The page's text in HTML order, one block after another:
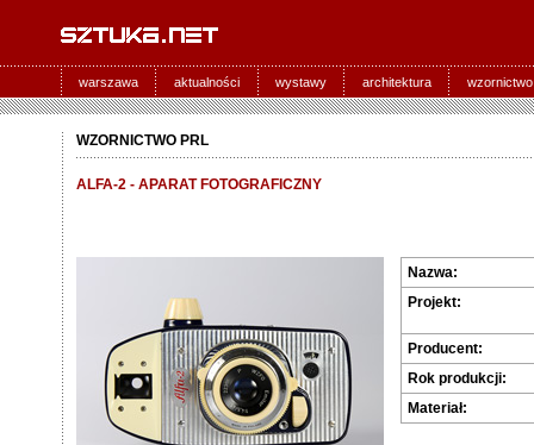
warszawa aktualności wystawy architektura wzornictwo
WZORNICTWO PRL
ALFA-2 - APARAT FOTOGRAFICZNY
Nazwa:
Projekt:
Producent:
Rok produkcji:
Materiał: